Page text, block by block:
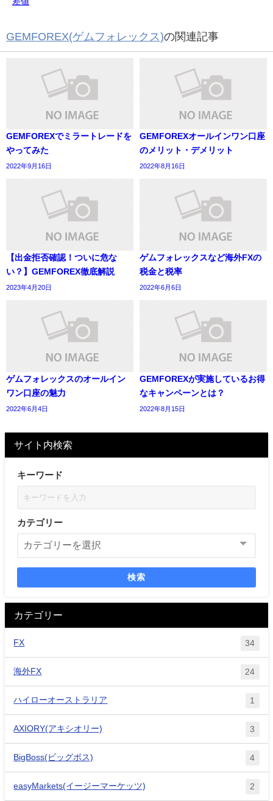
GEMFOREX(ゲムフォレックス)の関連記事
GEMFOREXでミラートレードを
やってみた
2022年9月16日
GEMFOREXオールインワン口座
のメリット・デメリット
2022年8月16日
【出金拒否確認！ついに危な
い？】GEMFOREX徹底解説
2023年4月20日
ゲムフォレックスなど海外FXの
税金と税率
2022年6月6日
ゲムフォレックスのオールイン
ワン口座の魅力
2022年6月4日
GEMFOREXが実施しているお得
なキャンペーンとは？
2022年8月15日
サイト内検索
キーワード
カテゴリー
検索
カテゴリー
FX 34
海外FX 24
ハイローオーストラリア 1
AXIORY(アキシオリー) 3
BigBoss(ビッグボス) 4
easyMarkets(イージーマーケッツ) 2